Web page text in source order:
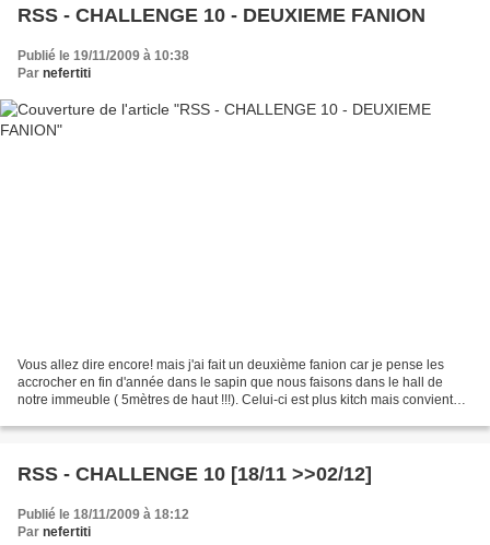
RSS - CHALLENGE 10 - DEUXIEME FANION
Publié le 19/11/2009 à 10:38
Par nefertiti
Vous allez dire encore! mais j'ai fait un deuxième fanion car je pense les
accrocher en fin d'année dans le sapin que nous faisons dans le hall de
notre immeuble ( 5mètres de haut !!!). Celui-ci est plus kitch mais convient
RSS - CHALLENGE 10 [18/11 >>02/12]
Publié le 18/11/2009 à 18:12
Par nefertiti